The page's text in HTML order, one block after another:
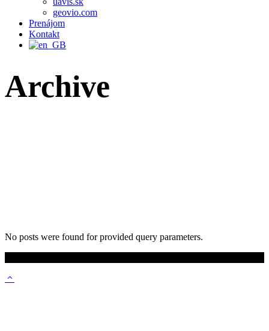
geovio.com
Prenájom
Kontakt
Archive
No posts were found for provided query parameters.